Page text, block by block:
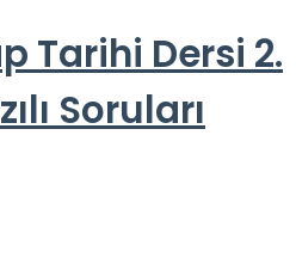
Tarihi Dersi 2.
Soruları